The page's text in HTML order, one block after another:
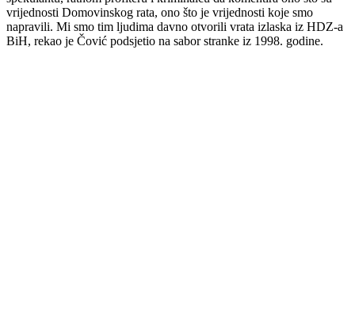
vrijednosti Domovinskog rata, ono što je vrijednosti koje smo
napravili. Mi smo tim ljudima davno otvorili vrata izlaska iz HDZ-a
BiH, rekao je Čović podsjetio na sabor stranke iz 1998. godine.